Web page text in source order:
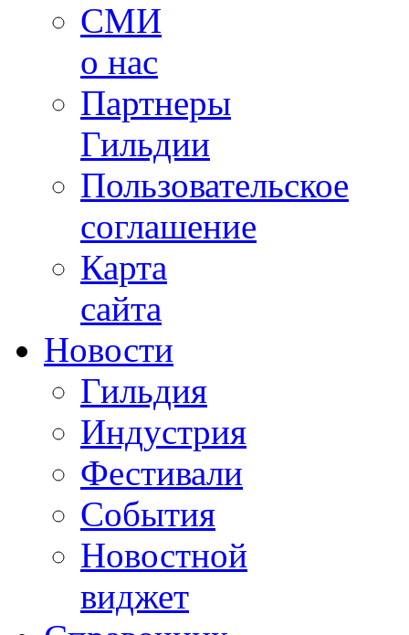
СМИ
о нас
Партнеры
Гильдии
Пользовательское
соглашение
Карта
сайта
Новости
Гильдия
Индустрия
Фестивали
События
Новостной
виджет